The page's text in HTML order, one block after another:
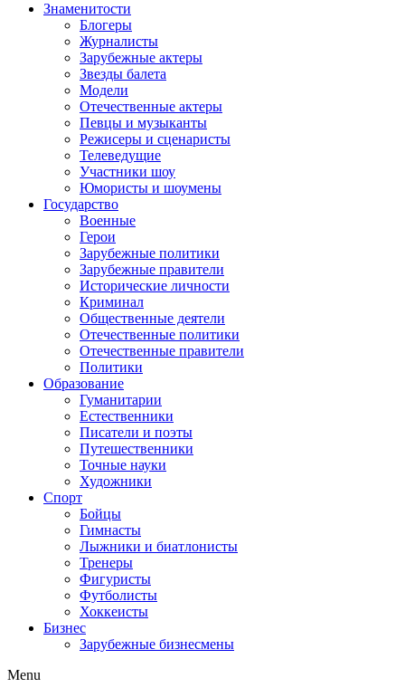
Знаменитости
Блогеры
Журналисты
Зарубежные актеры
Звезды балета
Модели
Отечественные актеры
Певцы и музыканты
Режисеры и сценаристы
Телеведущие
Участники шоу
Юмористы и шоумены
Государство
Военные
Герои
Зарубежные политики
Зарубежные правители
Исторические личности
Криминал
Общественные деятели
Отечественные политики
Отечественные правители
Политики
Образование
Гуманитарии
Естественники
Писатели и поэты
Путешественники
Точные науки
Художники
Спорт
Бойцы
Гимнасты
Лыжники и биатлонисты
Тренеры
Фигуристы
Футболисты
Хоккеисты
Бизнес
Зарубежные бизнесмены
Menu